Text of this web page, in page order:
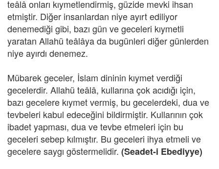
teâlâ onları kıymetlendirmiş, güzide mevki ihsan
etmiştir. Diğer insanlardan niye ayırt ediliyor
denemediği gibi, bazı gün ve geceleri kıymetli
yaratan Allahü teâlâya da bugünleri diğer günlerden
niye ayırdı denemez.
Mübarek geceler, İslam dininin kıymet verdiği
gecelerdir. Allahü teâlâ, kullarına çok acıdığı için,
bazı gecelere kıymet vermiş, bu gecelerdeki, dua ve
tevbeleri kabul edeceğini bildirmiştir. Kullarının çok
ibadet yapması, dua ve tevbe etmeleri için bu
geceleri sebep kılmıştır. Bu geceleri ihya etmeli ve
gecelere saygı göstermelidir. (Seadet-i Ebediyye)